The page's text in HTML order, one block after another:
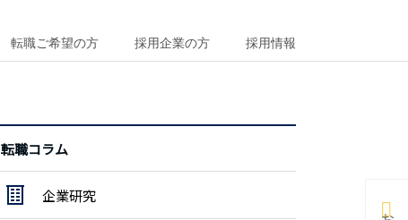
転職ご希望の方 採用企業の方 採用情報
転職コラム
企業研究